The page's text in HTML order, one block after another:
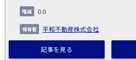
生
日
0.0
平和不動産株式会社
記事を見る